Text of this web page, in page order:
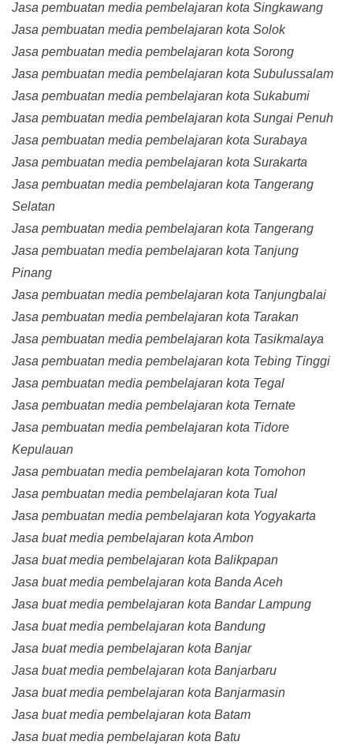
Jasa pembuatan media pembelajaran kota Singkawang
Jasa pembuatan media pembelajaran kota Solok
Jasa pembuatan media pembelajaran kota Sorong
Jasa pembuatan media pembelajaran kota Subulussalam
Jasa pembuatan media pembelajaran kota Sukabumi
Jasa pembuatan media pembelajaran kota Sungai Penuh
Jasa pembuatan media pembelajaran kota Surabaya
Jasa pembuatan media pembelajaran kota Surakarta
Jasa pembuatan media pembelajaran kota Tangerang
Selatan
Jasa pembuatan media pembelajaran kota Tangerang
Jasa pembuatan media pembelajaran kota Tanjung
Pinang
Jasa pembuatan media pembelajaran kota Tanjungbalai
Jasa pembuatan media pembelajaran kota Tarakan
Jasa pembuatan media pembelajaran kota Tasikmalaya
Jasa pembuatan media pembelajaran kota Tebing Tinggi
Jasa pembuatan media pembelajaran kota Tegal
Jasa pembuatan media pembelajaran kota Ternate
Jasa pembuatan media pembelajaran kota Tidore
Kepulauan
Jasa pembuatan media pembelajaran kota Tomohon
Jasa pembuatan media pembelajaran kota Tual
Jasa pembuatan media pembelajaran kota Yogyakarta
Jasa buat media pembelajaran kota Ambon
Jasa buat media pembelajaran kota Balikpapan
Jasa buat media pembelajaran kota Banda Aceh
Jasa buat media pembelajaran kota Bandar Lampung
Jasa buat media pembelajaran kota Bandung
Jasa buat media pembelajaran kota Banjar
Jasa buat media pembelajaran kota Banjarbaru
Jasa buat media pembelajaran kota Banjarmasin
Jasa buat media pembelajaran kota Batam
Jasa buat media pembelajaran kota Batu